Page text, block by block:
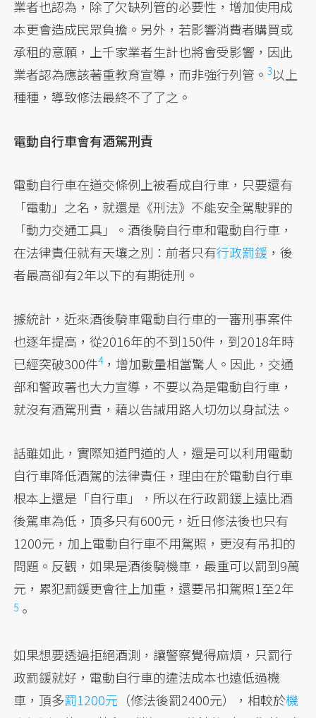
業者也認為，除了欠缺列管的必要性，增加使用成
本更會造成民眾負擔。另外，若影響消費者購買或
承租的意願，上千家業者生計也將會受影響，因此
業者認為應該著重教育宣導，而非強行列管。3以上
種種，導致修法最終不了了之。
電動自行車會有酒駕刑責
電動自行車在道交條例上被看成自行車，只要還有
「電動」之名，就還是《刑法》不能安全駕駛罪的
「動力交通工具」。酒後騎自行車和電動自行車，
在法律責任就有天壤之別：前者只有行政罰鍰 ，後
者最高卻有2年以下的有期徒刑。
據統計，近來酒後騎車電動自行車的一審刑事案件
也逐年提高，從2016年的不到150件，到2018年時
已經突破300件4，增加數量相當驚人。因此，交通
部和警政署也大力宣導，不要以為是電動自行車，
就沒有酒駕刑責，藉以告誡用路人切勿以身試法。
話雖如此，實際知道門道的人，還是可以利用電動
自行車降低酒駕的法律責任，理由在於電動自行車
根本上還是「自行車」，所以在行政罰鍰上遠比酒
後駕車為低，頂多只有600元，近日修法後也只有
1200元，加上電動自行車不用駕照，更沒有吊扣的
問題。反觀，如果是酒後騎機車，最重可以罰到9萬
元，累犯罰鍰更會往上加重，還要吊扣駕照1至2年
5 。
如果想要透過拒絕酒測，讓警察覺得麻煩，只罰行
政罰鍰就好，電動自行車的違法成本也遠低過機
車，頂多罰1200元 （修法後罰2400元），相較於機